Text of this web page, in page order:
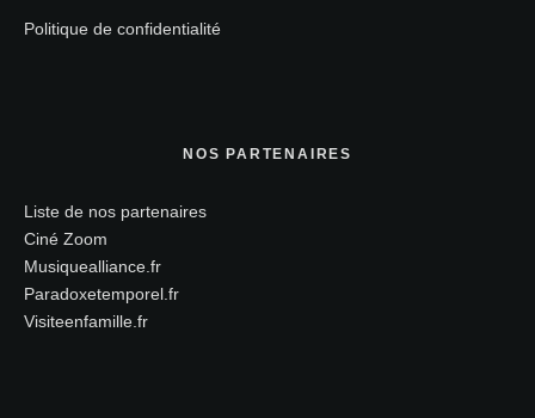
Politique de confidentialité
NOS PARTENAIRES
Liste de nos partenaires
Ciné Zoom
Musiquealliance.fr
Paradoxetemporel.fr
Visiteenfamille.fr